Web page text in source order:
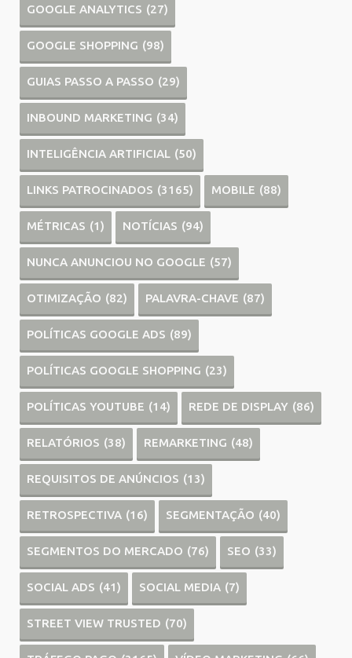
GOOGLE ANALYTICS (27)
GOOGLE SHOPPING (98)
GUIAS PASSO A PASSO (29)
INBOUND MARKETING (34)
INTELIGÊNCIA ARTIFICIAL (50)
LINKS PATROCINADOS (3165) MOBILE (88)
MÉTRICAS (1) NOTÍCIAS (94)
NUNCA ANUNCIOU NO GOOGLE (57)
OTIMIZAÇÃO (82) PALAVRA-CHAVE (87)
POLÍTICAS GOOGLE ADS (89)
POLÍTICAS GOOGLE SHOPPING (23)
POLÍTICAS YOUTUBE (14) REDE DE DISPLAY (86)
RELATÓRIOS (38) REMARKETING (48)
REQUISITOS DE ANÚNCIOS (13)
RETROSPECTIVA (16) SEGMENTAÇÃO (40)
SEGMENTOS DO MERCADO (76) SEO (33)
SOCIAL ADS (41) SOCIAL MEDIA (7)
STREET VIEW TRUSTED (70)